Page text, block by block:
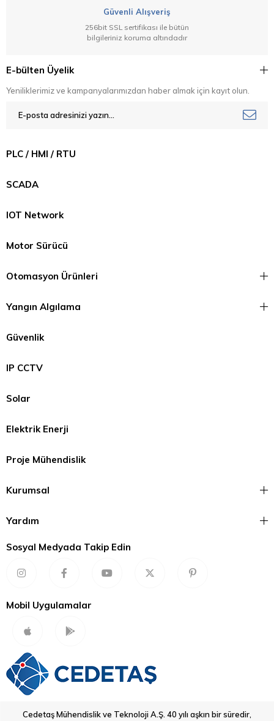
Güvenli Alışveriş
256bit SSL sertifikası ile bütün
bilgileriniz koruma altındadır
E-bülten Üyelik
Yeniliklerimiz ve kampanyalarımızdan haber almak için kayıt olun.
PLC / HMI / RTU
SCADA
IOT Network
Motor Sürücü
Otomasyon Ürünleri
Yangın Algılama
Güvenlik
IP CCTV
Solar
Elektrik Enerji
Proje Mühendislik
Kurumsal
Yardım
Sosyal Medyada Takip Edin
Mobil Uygulamalar
Cedetaş Mühendislik ve Teknoloji A.Ş. 40 yılı aşkın bir süredir,